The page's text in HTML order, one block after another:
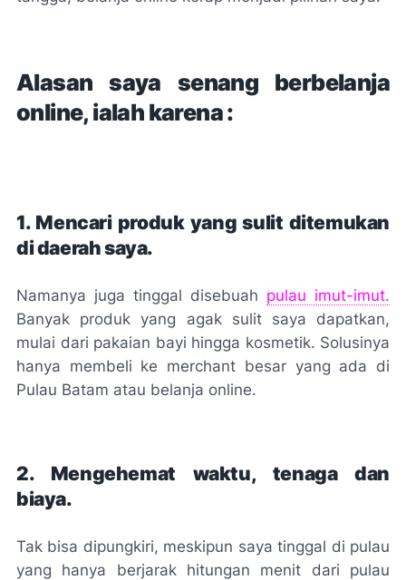
Alasan saya senang berbelanja
online, ialah karena :
1. Mencari produk yang sulit ditemukan
di daerah saya.
Namanya juga tinggal disebuah pulau imut-imut.
Banyak produk yang agak sulit saya dapatkan,
mulai dari pakaian bayi hingga kosmetik. Solusinya
hanya membeli ke merchant besar yang ada di
Pulau Batam atau belanja online.
2. Mengehemat waktu, tenaga dan
biaya.
Tak bisa dipungkiri, meskipun saya tinggal di pulau
yang hanya berjarak hitungan menit dari pulau